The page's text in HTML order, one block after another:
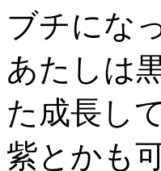
ブチにな
あたしは
た成長し
紫とかも